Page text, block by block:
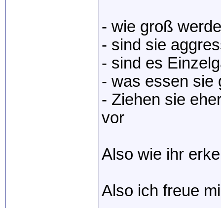
- wie groß
- sind sie
- sind es
- was essen sie
- Ziehen sie
vor
Also wie ihr
Also ich freue